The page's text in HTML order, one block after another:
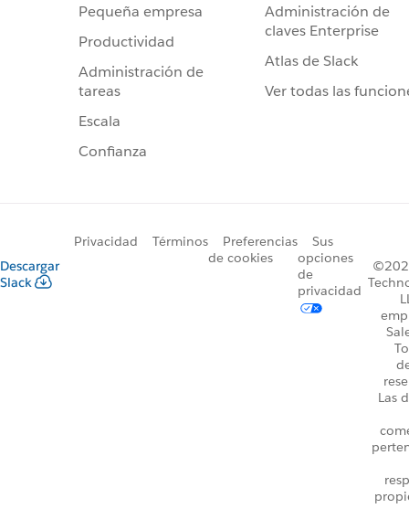
Pequeña empresa
Productividad
Administración de
tareas
Escala
Confianza
Administración de
claves Enterprise
Atlas de Slack
Ver todas las
Descargar
Slack
Privacidad Términos
Preferencias
de cookies
Sus
opciones
de
privacidad
Las